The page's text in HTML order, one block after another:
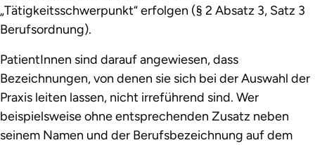
„Tätigkeitsschwerpunkt“ erfolgen (§ 2 Absatz 3, Satz 3
Berufsordnung).
PatientInnen sind darauf angewiesen, dass
Bezeichnungen, von denen sie sich bei der Auswahl der
Praxis leiten lassen, nicht irreführend sind. Wer
beispielsweise ohne entsprechenden Zusatz neben
seinem Namen und der Berufsbezeichnung auf dem